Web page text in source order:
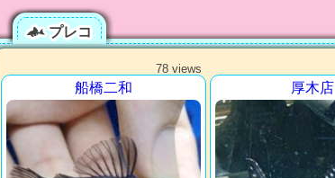
プレコ
78 views
船橋二和 厚木店